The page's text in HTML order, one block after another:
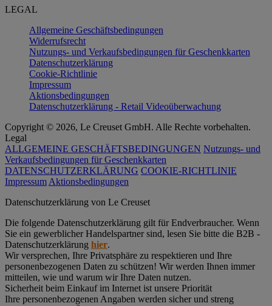
LEGAL
Allgemeine Geschäftsbedingungen
Widerrufsrecht
Nutzungs- und Verkaufsbedingungen für Geschenkkarten
Datenschutzerklärung
Cookie-Richtlinie
Impressum
Aktionsbedingungen
Datenschutzerklärung - Retail Videoüberwachung
Copyright © 2026, Le Creuset GmbH. Alle Rechte vorbehalten.
Legal
ALLGEMEINE GESCHÄFTSBEDINGUNGEN Nutzungs- und
Verkaufsbedingungen für Geschenkkarten
DATENSCHUTZERKLÄRUNG COOKIE-RICHTLINIE
Impressum Aktionsbedingungen
Datenschutz­erklärung von Le Creuset
Die folgende Datenschutzerklärung gilt für Endverbraucher. Wenn
Sie ein gewerblicher Handelspartner sind, lesen Sie bitte die B2B -
Datenschutzerklärung hier.
Wir versprechen, Ihre Privatsphäre zu respektieren und Ihre
personenbezogenen Daten zu schützen! Wir werden Ihnen immer
mitteilen, wie und warum wir Ihre Daten nutzen.
Sicherheit beim Einkauf im Internet ist unsere Priorität
Ihre personenbezogenen Angaben werden sicher und streng